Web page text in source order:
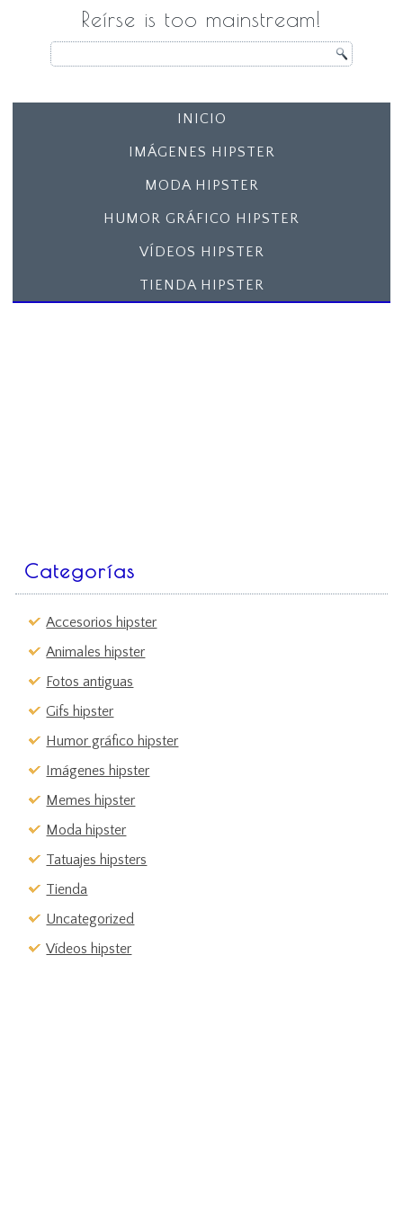
Reírse is too mainstream!
INICIO
IMÁGENES HIPSTER
MODA HIPSTER
HUMOR GRÁFICO HIPSTER
VÍDEOS HIPSTER
TIENDA HIPSTER
Categorías
Accesorios hipster
Animales hipster
Fotos antiguas
Gifs hipster
Humor gráfico hipster
Imágenes hipster
Memes hipster
Moda hipster
Tatuajes hipsters
Tienda
Uncategorized
Vídeos hipster